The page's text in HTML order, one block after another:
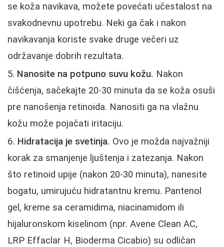
se koža navikava, možete povećati učestalost na
svakodnevnu upotrebu. Neki ga čak i nakon
navikavanja koriste svake druge večeri uz
održavanje dobrih rezultata.
Nanosite na potpuno suvu kožu. Nakon
čišćenja, sačekajte 20-30 minuta da se koža osuši
pre nanošenja retinoida. Nanositi ga na vlažnu
kožu može pojačati iritaciju.
Hidratacija je svetinja. Ovo je možda najvažniji
korak za smanjenje ljuštenja i zatezanja. Nakon
što retinoid upije (nakon 20-30 minuta), nanesite
bogatu, umirujuću hidratantnu kremu. Pantenol
gel, kreme sa ceramidima, niacinamidom ili
hijaluronskom kiselinom (npr. Avene Clean AC,
LRP Effaclar H, Bioderma Cicabio) su odličan